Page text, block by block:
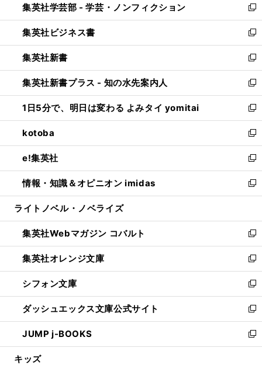
く
で
開
く
ド
ウ
で
開
く
ィ
ン
ド
ウ
で
開
く
集英社学芸部 - 学芸・ノンフィクション
新
し
い
ウ
ィ
ン
ド
ウ
で
開
く
集英社ビジネス書
新
し
い
ウ
ィ
ン
ド
ウ
で
開
く
集英社新書
新
し
い
ウ
ィ
ン
ド
ウ
で
開
く
集英社新書プラス - 知の水先案内人
新
し
い
ウ
ィ
ン
ド
ウ
で
開
1日5分で、明日は変わる よみタイ yomitai
新
し
い
ウ
ィ
ン
ド
ウ
開
く
kotoba
新
し
い
ウ
ィ
ン
ウ
で
開
く
e!集英社
新
し
い
ウ
ン
ド
ウ
で
開
く
情報・知識＆オピニオン imidas
新
し
ウ
ィ
ン
ド
ウ
で
開
く
ライトノベル・ノベライズ
集英社Webマガジン コバルト
新
し
い
ウ
ィ
ン
ド
ウ
で
開
集英社オレンジ文庫
新
し
い
ウ
ィ
ン
ド
ウ
シフォン文庫
新
し
い
ウ
ィ
ン
ダッシュエックス文庫公式サイト
新
し
い
ウ
JUMP j-BOOKS
新
し
キッズ